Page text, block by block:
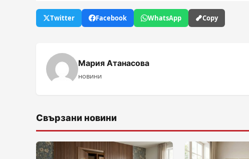
Twitter Facebook WhatsApp Copy
Мария Атанасова
новини
Свързани новини